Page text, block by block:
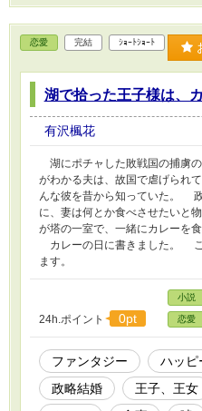
恋愛 完結 ｼｮｰﾄｼｮｰﾄ
湖で拾った王子様は、
有沢楓花
湖にポチャした敗戦国の捕虜
がわかる夫は、故国で虐げられ
んな彼を昔から知っていた。
に、妻は何とか食べさせたいと
が塔の一室で、一緒にカレーを
カレーの日に書きました。
ます。
24h.ポイント 0pt
小説
恋愛
ファンタジー ハッピ
政略結婚
王子、王女